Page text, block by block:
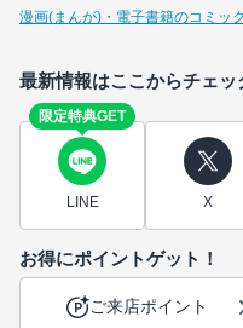
漫画(まんが)・電子書籍のコミッ
最新情報はここからチェッ
限定特典GET
LINE X
お得にポイントゲット！
ご来店ポイント